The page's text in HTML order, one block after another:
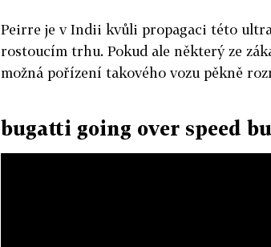
Peirre je v Indii kvůli propagaci této
rostoucím trhu. Pokud ale některý ze
možná pořízení takového vozu pěkně
bugatti going over speed